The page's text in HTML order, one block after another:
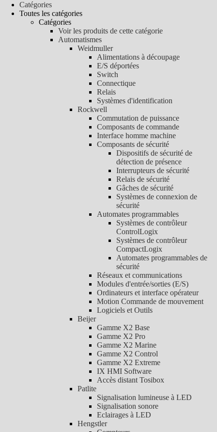
Catégories
Toutes les catégories
Catégories
Voir les produits de cette catégorie
Automatismes
Weidmuller
Alimentations à découpage
E/S déportées
Switch
Connectique
Relais
Systèmes d'identification
Rockwell
Commutation de puissance
Composants de commande
Interface homme machine
Composants de sécurité
Dispositifs de sécurité de
détection de présence
Interrupteurs de sécurité
Relais de sécurité
Gâches de sécurité
Systèmes de connexion de
sécurité
Automates programmables
Systèmes de contrôleur
ControlLogix
Systèmes de contrôleur
CompactLogix
Automates programmables de
sécurité
Réseaux et communications
Modules d'entrée/sorties (E/S)
Ordinateurs et interface opérateur
Motion Commande de mouvement
Logiciels et Outils
Beijer
Gamme X2 Base
Gamme X2 Pro
Gamme X2 Marine
Gamme X2 Control
Gamme X2 Extreme
IX HMI Software
Accès distant Tosibox
Patlite
Signalisation lumineuse à LED
Signalisation sonore
Eclairages à LED
Hengstler